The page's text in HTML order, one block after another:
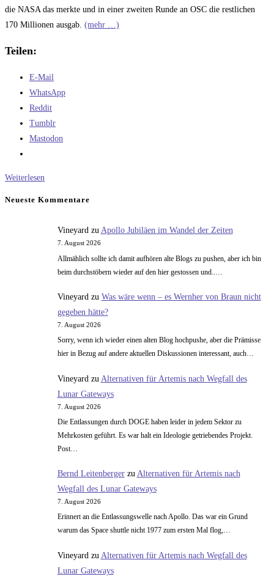
die NASA das merkte und in einer zweiten Runde an OSC die restlichen
170 Millionen ausgab. (mehr …)
Teilen:
E-Mail
WhatsApp
Reddit
Tumblr
Mastodon
Weiterlesen
Neueste Kommentare
Vineyardzu Apollo Jubiläen im Wandel der Zeiten
7. August 2026
Allmählich sollte ich damit aufhören alte Blogs zu pushen, aber ich bin
beim durchstöbern wieder auf den hier gestossen und..…
Vineyard zu Was wäre wenn – es Wernher von Braun nicht
gegeben hätte?
7. August 2026
Sorry, wenn ich wieder einen alten Blog hochpushe, aber die Prämisse
hier in Bezug auf andere aktuellen Diskussionen interessant, auch…
Vineyard zu Alternativen für Artemis nach Wegfall des
Lunar Gateways
7. August 2026
Die Entlassungen durch DOGE haben leider in jedem Sektor zu
Mehrkosten geführt. Es war halt ein Ideologie getriebendes Projekt.
Post…
Bernd Leitenbergerzu Alternativen für Artemis nach
Wegfall des Lunar Gateways
7. August 2026
Erinnert an die Entlassungswelle nach Apollo. Das war ein Grund
warum das Space shuttle nicht 1977 zum ersten Mal flog,…
Vineyard zu Alternativen für Artemis nach Wegfall des
Lunar Gateways